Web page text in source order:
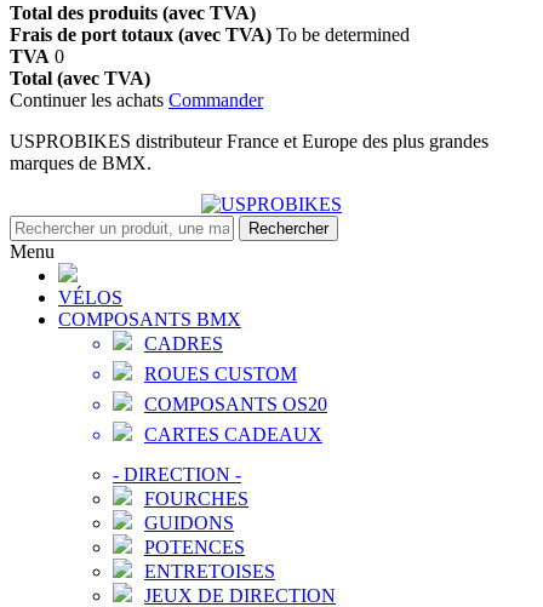
Total des produits (avec TVA)
Frais de port totaux (avec TVA) To be determined
TVA 0
Total (avec TVA)
Continuer les achats Commander
USPROBIKES distributeur France et Europe des plus grandes
marques de BMX.
Rechercher
Menu
VÉLOS
COMPOSANTS BMX
CADRES
ROUES CUSTOM
COMPOSANTS OS20
CARTES CADEAUX
- DIRECTION -
FOURCHES
GUIDONS
POTENCES
ENTRETOISES
JEUX DE DIRECTION